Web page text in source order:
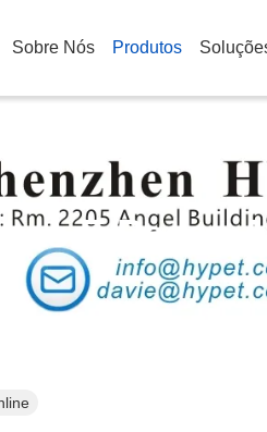
Sobre Nós Produtos
E Peças